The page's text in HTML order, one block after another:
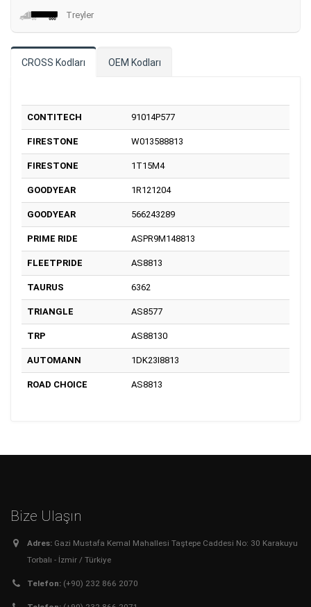
Treyler
CROSS Kodları OEM Kodları
CONTITECH 91014P577
FIRESTONE W013588813
FIRESTONE 1T15M4
GOODYEAR 1R121204
GOODYEAR 566243289
PRIME RIDE ASPR9M148813
FLEETPRIDE AS8813
TAURUS 6362
TRIANGLE AS8577
TRP AS88130
AUTOMANN 1DK23I8813
ROAD CHOICE AS8813
Bize Ulaşın
Adres: Gazi Mustafa Kemal Mahallesi Taştepe Caddesi No: 30 Karakuyu
Torbalı - İzmir / Türkiye
Telefon: (+90) 232 866 2070